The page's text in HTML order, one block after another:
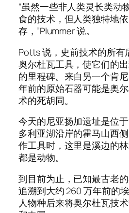
“虽然一些非人类灵长类动
食的技术，但人类独特地
存，”Plummer 说。
Potts 说，史前技术的所有
奥尔杜瓦工具，使它们的
的里程碑。来自另一个肯
年前的原始石器可能是奥
术的死胡同。
今天的尼亚扬加遗址是位
多利亚湖沿岸的霍马山西
作工具时，这里是溪边的
都是动物。
到目前为止，已知最古老
追溯到大约 260 万年前的
人物种后来将奥尔杜瓦技